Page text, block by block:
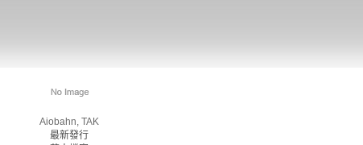
Aiobahn, TAK
最新發行